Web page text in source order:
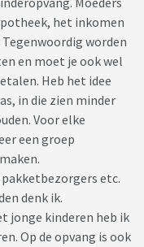
het inkomen
worden
en moet je ook wel
Heb het idee
in die zien minder
Voor elke
een groep
etc.
denk ik.
jonge kinderen heb ik
Op de opvang is ook